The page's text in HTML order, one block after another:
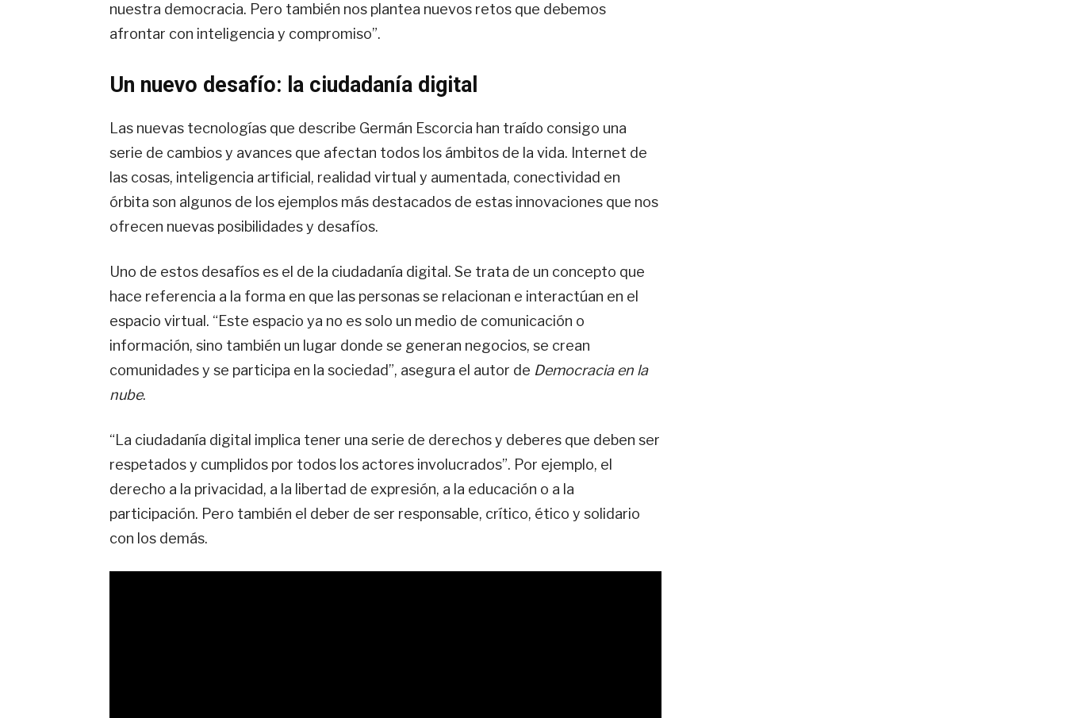
nuestra democracia. Pero también nos plantea nuevos retos que debemos
afrontar con inteligencia y compromiso”.
Un nuevo desafío: la ciudadanía digital
Las nuevas tecnologías que describe Germán Escorcia han traído consigo una
serie de cambios y avances que afectan todos los ámbitos de la vida. Internet de
las cosas, inteligencia artificial, realidad virtual y aumentada, conectividad en
órbita son algunos de los ejemplos más destacados de estas innovaciones que nos
ofrecen nuevas posibilidades y desafíos.
Uno de estos desafíos es el de la ciudadanía digital. Se trata de un concepto que
hace referencia a la forma en que las personas se relacionan e interactúan en el
espacio virtual. “Este espacio ya no es solo un medio de comunicación o
información, sino también un lugar donde se generan negocios, se crean
comunidades y se participa en la sociedad”, asegura el autor de Democracia en la
nube.
“La ciudadanía digital implica tener una serie de derechos y deberes que deben ser
respetados y cumplidos por todos los actores involucrados”. Por ejemplo, el
derecho a la privacidad, a la libertad de expresión, a la educación o a la
participación. Pero también el deber de ser responsable, crítico, ético y solidario
con los demás.